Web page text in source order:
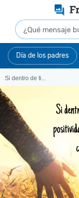
Día de los padres
Si dentro de ti...